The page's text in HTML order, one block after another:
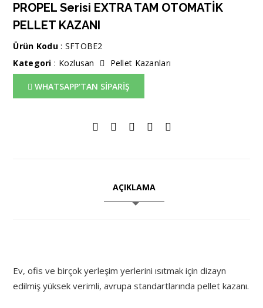
PROPEL Serisi EXTRA TAM OTOMATİK
PELLET KAZANI
Ürün Kodu: SFTOBE2
Kategori : Kozlusan Pellet Kazanları
WHATSAPP'TAN SİPARİŞ
AÇIKLAMA
Ev, ofis ve birçok yerleşim yerlerini ısıtmak için dizayn
edilmiş yüksek verimli, avrupa standartlarında pellet kazanı.